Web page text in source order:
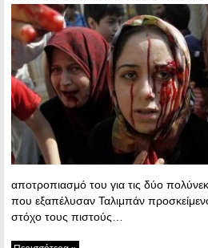
αποτροπιασμό του για τις δύο
που εξαπέλυσαν Ταλιμπάν
στόχο τους πιστούς…